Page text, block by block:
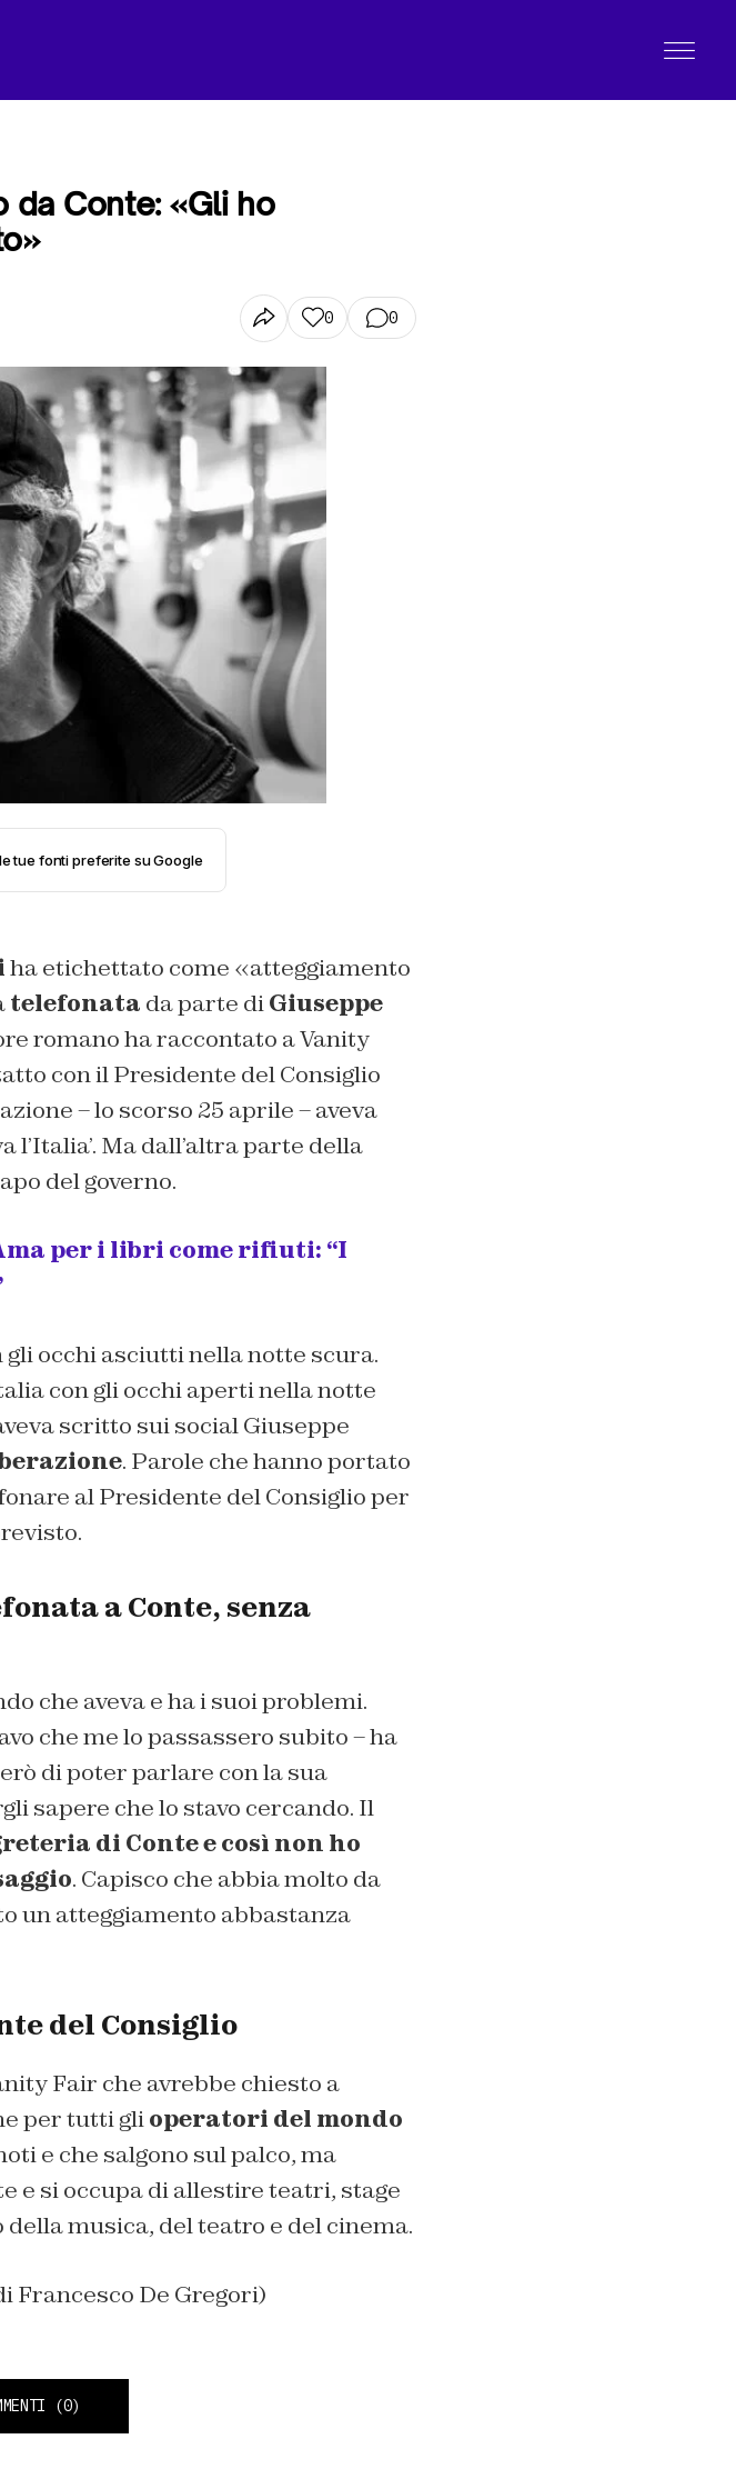
da Conte: «Gli ho
0 0
tue fonti preferite su Google
ha etichettato come «atteggiamento
telefonata da parte diGiuseppe
romano ha raccontato aVanity
con il Presidente del Consiglio
– lo scorso 25 aprile – aveva
l’Italia’. Ma dall’altra parte della
del governo.
per i libri come rifiuti: “I
gli occhi asciutti nella notte scura.
con gli occhi aperti nella notte
scritto sui social Giuseppe
. Parole che hanno portato
al Presidente del Consiglio per
a Conte, senza
che aveva e ha i suoi problemi.
che me lo passassero subito – ha
di poter parlare con la sua
sapere che lo stavo cercando. Il
di Conte e così non ho
. Capisco che abbia molto da
un atteggiamento abbastanza
del Consiglio
Fair che avrebbe chiesto a
per tutti glioperatori del mondo
e che salgono sul palco, ma
e si occupa di allestire teatri, stage
musica, del teatro e del cinema.
Francesco De Gregori)
(0)